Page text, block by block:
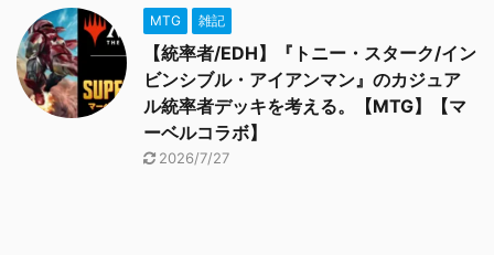
MTG 雑記
【統率者/EDH】『トニー・スターク/イン
ビンシブル・アイアンマン』のカジュア
ル統率者デッキを考える。【MTG】【マ
ーベルコラボ】
2026/7/27